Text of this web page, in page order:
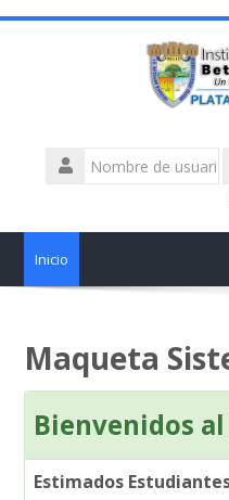
Nombre
de
Inicio
Talleres alertas académicas
¿Tiene Dificultades?
Nosotros
Maqueta
Bienvenidos
Estimados